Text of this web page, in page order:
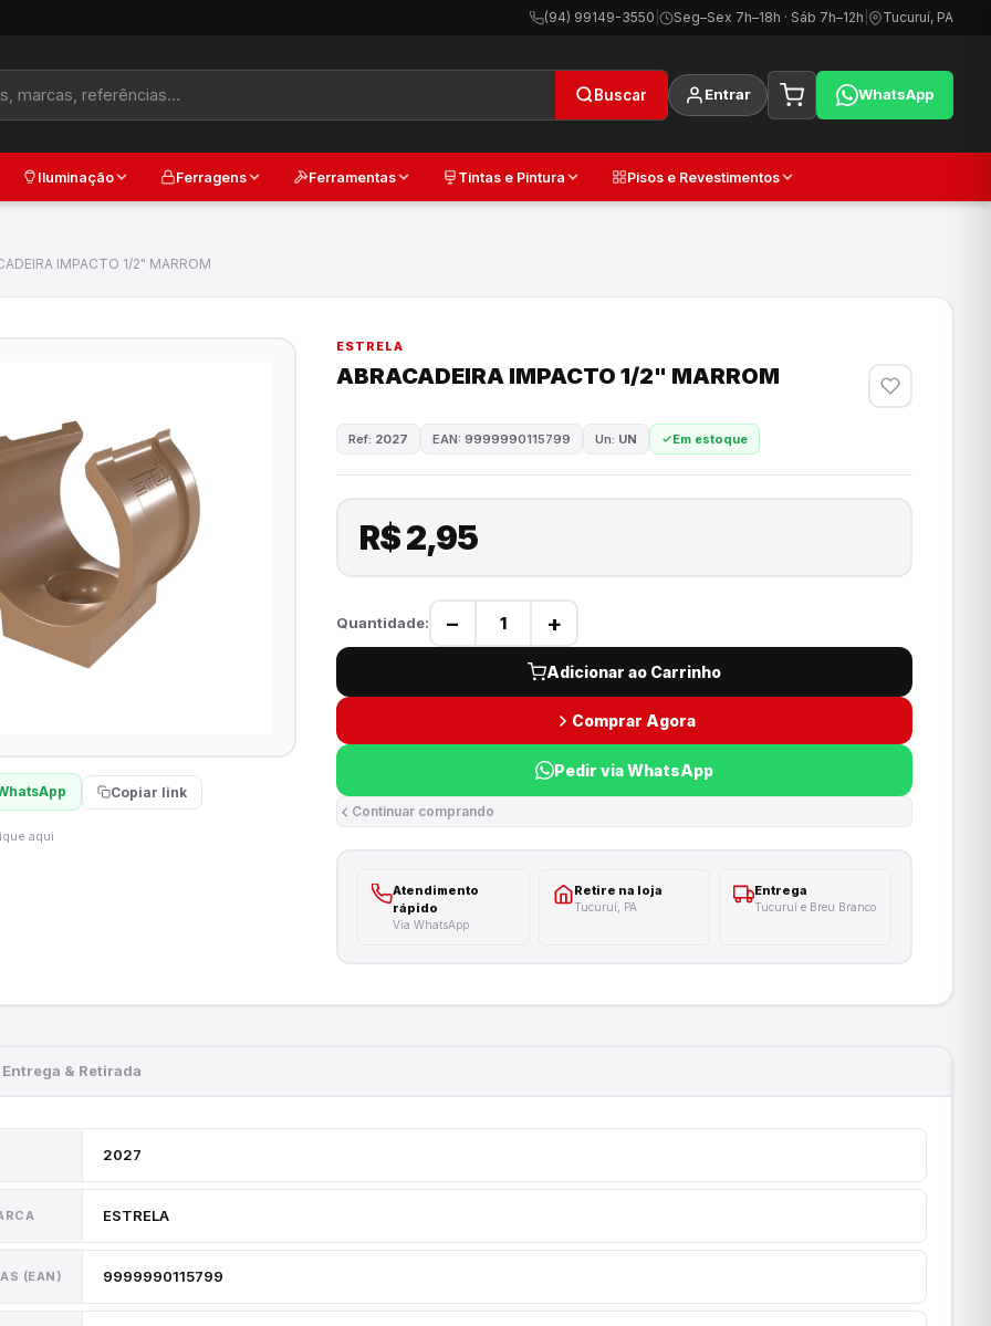
(94) 99149-3550 | Seg–Sex 7h–18h · Sáb 7h–12h Tucuruí, PA
Buscar Entrar WhatsApp
Iluminação Ferragens Ferramentas Tintas e Pintura Pisos e Revestimentos
IMPACTO 1/2" MARROM
Copiar link
aqui
ESTRELA
ABRACADEIRA IMPACTO 1/2" MARROM
Ref: 2027 EAN: 9999990115799 Un: UN Em estoque
R$ 2,95
Quantidade: − +
Adicionar ao Carrinho
Comprar Agora
Pedir via WhatsApp
Continuar comprando
Atendimento
rápido
Via WhatsApp
Retire na loja
Tucuruí, PA
Entrega
Tucuruí e Breu Branco
Entrega & Retirada
2027
ESTRELA
(EAN) 9999990115799